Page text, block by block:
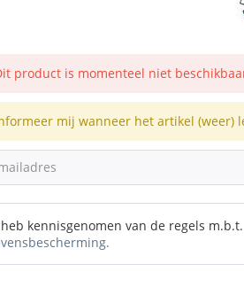
product is momenteel niet
mij wanneer het artikel (weer)
kennisgenomen van de regels m.b.t.